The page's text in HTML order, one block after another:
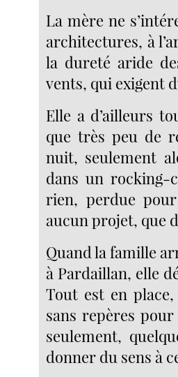
La mère ne
architectures, à
la dureté aride
vents, qui exigent
Elle a d’ailleurs
que très peu de
nuit, seulement
dans un rocking-
rien, perdue
aucun projet, que
Quand la famille
à Pardaillan, elle
Tout est en
sans repères
seulement,
donner du sens à